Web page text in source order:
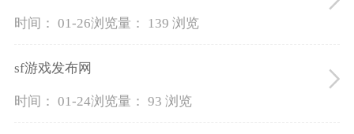
时间： 01-26浏览量： 139 浏览
sf游戏发布网
时间： 01-24浏览量： 93 浏览